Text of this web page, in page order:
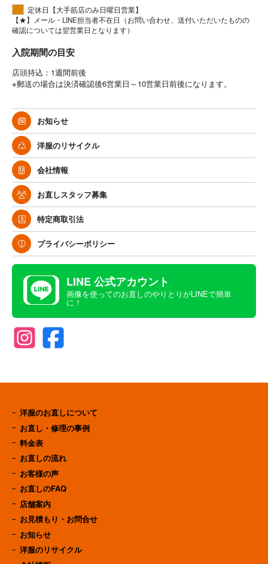
定休日【大手筋店のみ日曜日営業】
【★】メール・LINE担当者不在日（お問い合わせ、送付いただいたものの
確認については翌営業日となります）
入院期間の目安
店頭持込：1週間前後
※郵送の場合は決済確認後6営業日～10営業日前後になります。
お知らせ
洋服のリサイクル
会社情報
お直しスタッフ募集
特定商取引法
プライバシーポリシー
LINE 公式アカウント
画像を使ってのお直しのやりとりがLINEで簡単
に！
洋服のお直しについて
お直し・修理の事例
料金表
お直しの流れ
お客様の声
お直しのFAQ
店舗案内
お見積もり・お問合せ
お知らせ
洋服のリサイクル